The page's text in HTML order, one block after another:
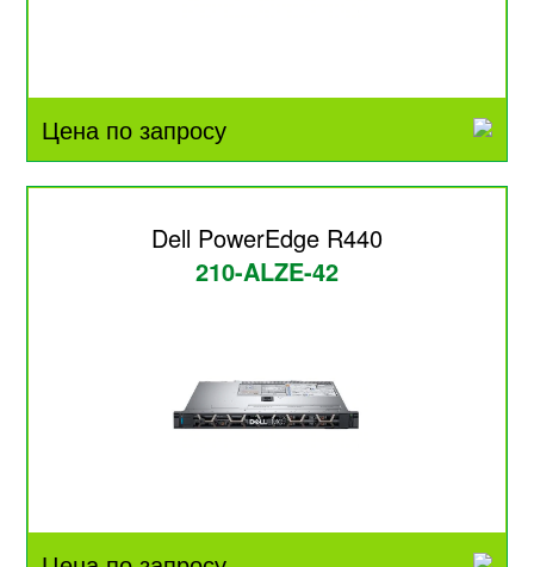
Цена по запросу
Dell PowerEdge R440
210-ALZE-42